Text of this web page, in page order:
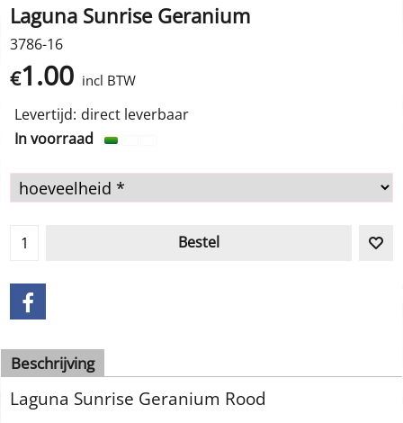
Laguna Sunrise Geranium
3786-16
€1.00 incl BTW
Levertijd: direct leverbaar
In voorraad
Bestel
Beschrijving
Laguna Sunrise Geranium Rood